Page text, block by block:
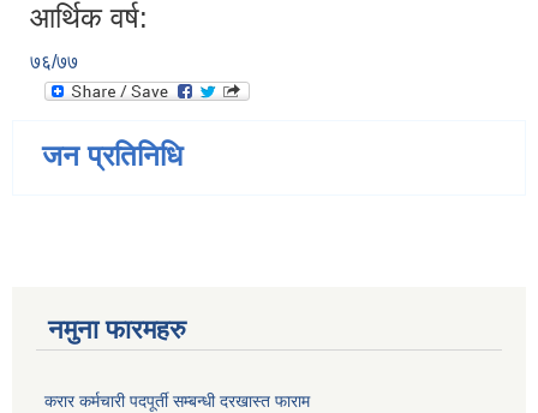
आर्थिक वर्ष:
७६/७७
जन प्रतिनिधि
नमुना फारमहरु
करार कर्मचारी पदपूर्ती सम्बन्धी दरखास्त फाराम